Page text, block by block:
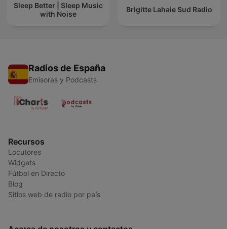
Sleep Better | Sleep Music
with Noise
Brigitte Lahaie Sud Radio
Radios de España
Emisoras y Podcasts
Recursos
Locutores
Widgets
Fútbol en Directo
Blog
Sitios web de radio por país